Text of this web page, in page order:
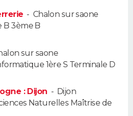
- Chalon sur saone
B 3ème B
sur saone
1ère S Terminale D
: Dijon - Dijon
Naturelles Maîtrise de